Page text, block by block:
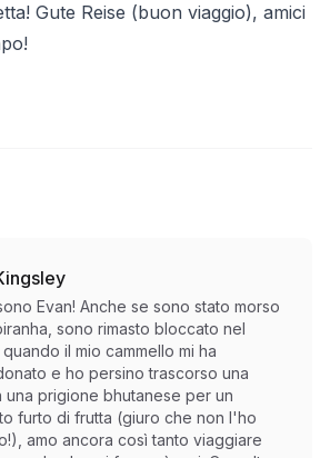
Gute Reise (buon viaggio), amici
Evan! Anche se sono stato morso
sono rimasto bloccato nel
il mio cammello mi ha
e ho persino trascorso una
una prigione bhutanese per un
furto di frutta (giuro che non l'ho
amo ancora così tanto viaggiare